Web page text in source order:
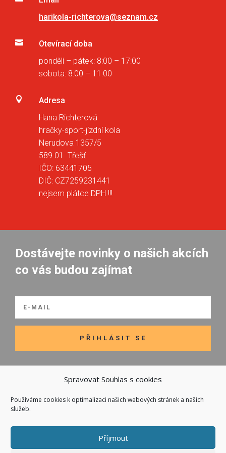
Spravovat Souhlas s cookies
Používáme cookies k optimalizaci našich webových stránek a našich
služeb.
Příjmout
harikola-richterova@seznam.cz

Otevírací doba
pondělí – pátek: 8:00 – 17:00
sobota: 8:00 – 11:00

Adresa
Hana Richterová
hračky-sport-jízdní kola
Nerudova 1357/5
589 01 Třešť
IČO: 63441705
DIČ: CZ7259231441
nejsem plátce DPH !!!
Dostávejte novinky o našich akcích
co vás budou zajímat
PŘIHLÁSIT SE
Odkazy